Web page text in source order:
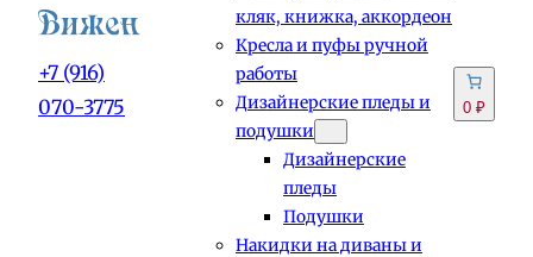
+7 (916)
070-3775
кляк, книжка, аккордеон
Кресла и пуфы ручной
работы
Дизайнерские пледы и
подушки
Дизайнерские
пледы
Подушки
Накидки на диваны и
0 ₽